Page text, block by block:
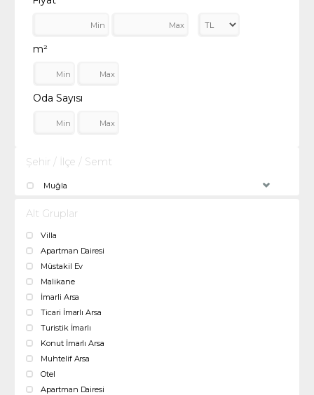
m²
Oda Sayısı
Şehir / İlçe / Semt
Muğla
Alt Gruplar
Villa
Apartman Dairesi
Müstakil Ev
Malikane
İmarli Arsa
Ticari İmarlı Arsa
Turistik İmarlı
Konut İmarlı Arsa
Muhtelif Arsa
Otel
Apartman Dairesi